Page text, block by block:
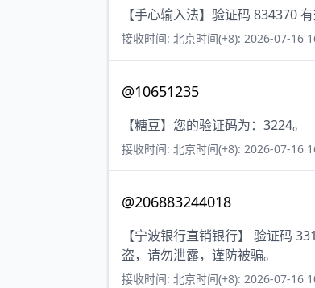
【手心输入法】验证码 834370
接收时间: 北京时间(+8): 2026-07-16
@10651235
【糖豆】您的验证码为：3224。
接收时间: 北京时间(+8): 2026-07-16
@206883244018
【宁波银行直销银行】 验证码
盗，请勿泄露，谨防被骗。
接收时间: 北京时间(+8): 2026-07-16